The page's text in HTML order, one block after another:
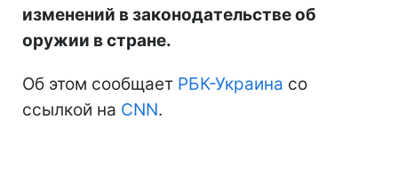
изменений в законодательстве об
оружии в стране.
Об этом сообщает РБК-Украина со
ссылкой на CNN.